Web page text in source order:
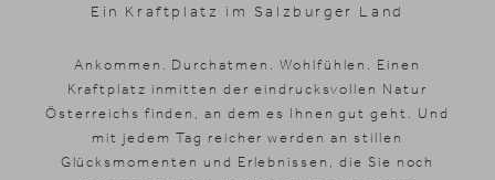
Ein Kraftplatz im Salzburger Land
Ankommen. Durchatmen. Wohlfühlen. Einen
Kraftplatz inmitten der eindrucksvollen Natur
Österreichs finden, an dem es Ihnen gut geht. Und
mit jedem Tag reicher werden an stillen
Glücksmomenten und Erlebnissen, die Sie noch